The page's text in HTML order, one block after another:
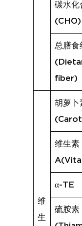
碳水化
(CHO)
总膳食
fiber)
维
生
胡萝卜
维生素
α-TE
硫胺素